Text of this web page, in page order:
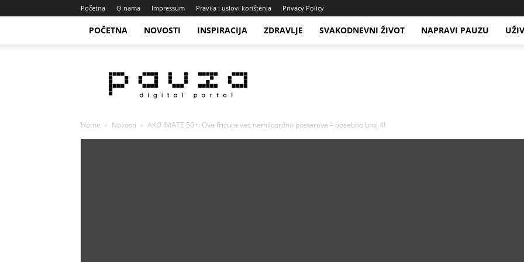
Početna O nama Impressum Pravila i uslovi korištenja Privacy Policy
POČETNA NOVOSTI INSPIRACIJA ZDRAVLJE SVAKODNEVNI ŽIVOT NAPRAVI PAUZU
Portal
Home Novosti AKO IMATE 50+: Ova frizura vas nemilosrdno postarava – posebno broj 4!